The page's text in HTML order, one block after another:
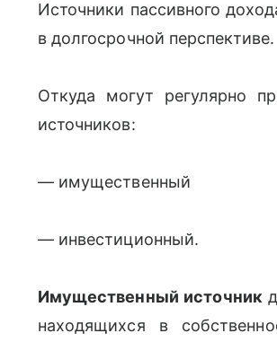
Источники пассивного
в долгосрочной перспективе.
Откуда могут регулярно
источников:
— имущественный
— инвестиционный.
Имущественный источник
находящихся в